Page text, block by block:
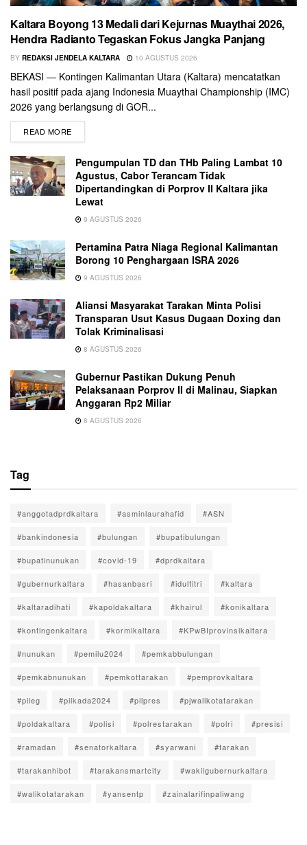
Kaltara Boyong 13 Medali dari Kejurnas Muaythai 2026,
Hendra Radianto Tegaskan Fokus Jangka Panjang
BY REDAKSI JENDELA KALTARA 10 AGUSTUS 2026
BEKASI — Kontingen Kalimantan Utara (Kaltara) mencatatkan
hasil positif pada ajang Indonesia Muaythai Championship (IMC)
2026 yang berlangsung di GOR...
READ MORE
Pengumpulan TD dan THb Paling Lambat 10
Agustus, Cabor Terancam Tidak
Dipertandingkan di Porprov II Kaltara jika
Lewat
9 AGUSTUS 2026
Pertamina Patra Niaga Regional Kalimantan
Borong 10 Penghargaan ISRA 2026
9 AGUSTUS 2026
Aliansi Masyarakat Tarakan Minta Polisi
Transparan Usut Kasus Dugaan Doxing dan
Tolak Kriminalisasi
8 AGUSTUS 2026
Gubernur Pastikan Dukung Penuh
Pelaksanaan Porprov II di Malinau, Siapkan
Anggaran Rp2 Miliar
8 AGUSTUS 2026
Tag
#anggotadprdkaltara #asminlaurahafid #ASN
#bankindonesia #bulungan #bupatibulungan
#bupatinunukan #covid-19 #dprdkaltara
#gubernurkaltara #hasanbasri #idulfitri #kaltara
#kaltaradihati #kapoldakaltara #khairul #konikaltara
#kontingenkaltara #kormikaltara #KPwBIprovinsikaltara
#nunukan #pemilu2024 #pemkabbulungan
#pemkabnunukan #pemkottarakan #pemprovkaltara
#pileg #pilkada2024 #pilpres #pjwalikotatarakan
#poldakaltara #polisi #polrestarakan #polri #presisi
#ramadan #senatorkaltara #syarwani #tarakan
#tarakanhibot #tarakansmartcity #wakilgubernurkaltara
#walikotatarakan #yansentp #zainalarifinpaliwang